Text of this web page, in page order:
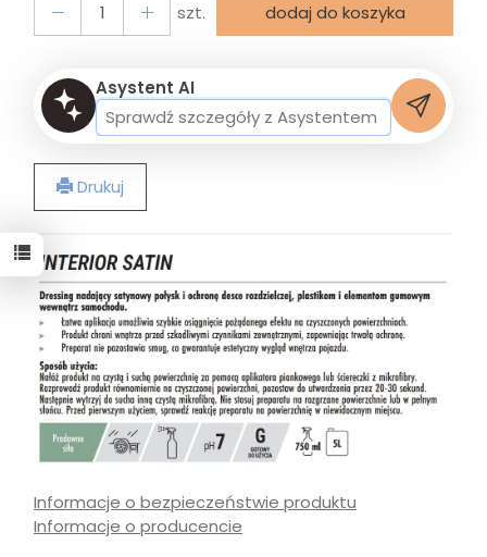
szt. dodaj do koszyka
Asystent AI
Drukuj
Informacje o bezpieczeństwie produktu
Informacje o producencie